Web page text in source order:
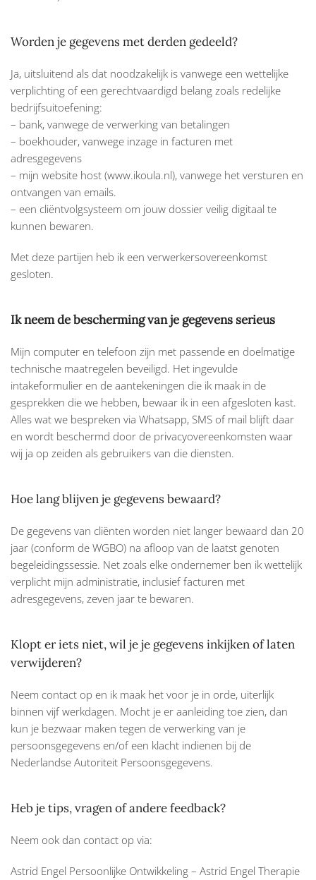
Worden je gegevens met derden gedeeld?
Ja, uitsluitend als dat noodzakelijk is vanwege een wettelijke
verplichting of een gerechtvaardigd belang zoals redelijke
bedrijfsuitoefening:
– bank, vanwege de verwerking van betalingen
– boekhouder, vanwege inzage in facturen met
adresgegevens
– mijn website host (www.ikoula.nl), vanwege het versturen en
ontvangen van emails.
– een cliëntvolgsysteem om jouw dossier veilig digitaal te
kunnen bewaren.
Met deze partijen heb ik een verwerkersovereenkomst
gesloten.
Ik neem de bescherming van je gegevens serieus
Mijn computer en telefoon zijn met passende en doelmatige
technische maatregelen beveiligd. Het ingevulde
intakeformulier en de aantekeningen die ik maak in de
gesprekken die we hebben, bewaar ik in een afgesloten kast.
Alles wat we bespreken via Whatsapp, SMS of mail blijft daar
en wordt beschermd door de privacyovereenkomsten waar
wij ja op zeiden als gebruikers van die diensten.
Hoe lang blijven je gegevens bewaard?
De gegevens van cliënten worden niet langer bewaard dan 20
jaar (conform de WGBO) na afloop van de laatst genoten
begeleidingssessie. Net zoals elke ondernemer ben ik wettelijk
verplicht mijn administratie, inclusief facturen met
adresgegevens, zeven jaar te bewaren.
Klopt er iets niet, wil je je gegevens inkijken of laten
verwijderen?
Neem contact op en ik maak het voor je in orde, uiterlijk
binnen vijf werkdagen. Mocht je er aanleiding toe zien, dan
kun je bezwaar maken tegen de verwerking van je
persoonsgegevens en/of een klacht indienen bij de
Nederlandse Autoriteit Persoonsgegevens.
Heb je tips, vragen of andere feedback?
Neem ook dan contact op via:
Astrid Engel Persoonlijke Ontwikkeling – Astrid Engel Therapie